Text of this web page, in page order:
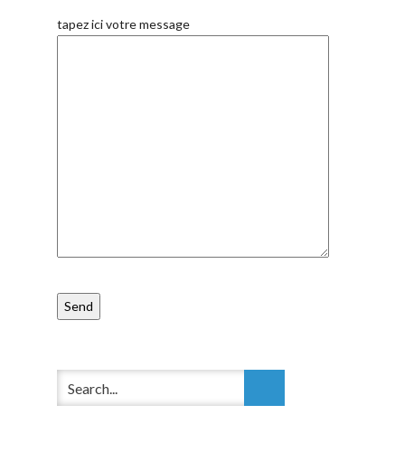
tapez ici votre message